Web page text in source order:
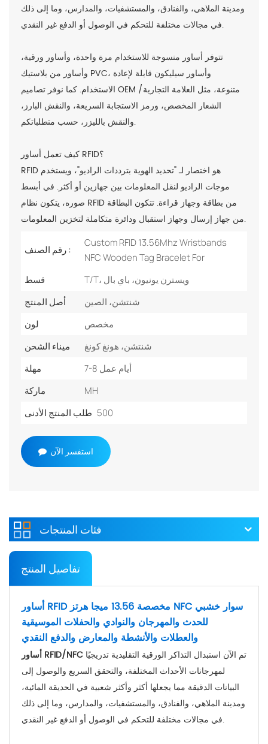
ومدينة الملاهي، والفنادق، والمستشفيات، والمدارس، وما إلى ذلك
في مجالات مختلفة للتحكم في الوصول أو الدفع غير النقدي.
تتوفر أساور منسوجة للاستخدام مرة واحدة، وأساور ورقية،
وأساور من بلاستيك PVC، وأساور سيليكون قابلة لإعادة
الاستخدام. كما نوفر تصاميم OEM متنوعة، مثل العلامة التجارية/
الشعار المخصص، ورمز الاستجابة السريعة، والنقش البارز،
والنقش بالليزر، حسب متطلباتكم.
كيف تعمل أساور RFID؟
RFID هو اختصار لـ "تحديد الهوية بترددات الراديو"، ويستخدم
موجات الراديو لنقل المعلومات بين جهازين أو أكثر. في أبسط
صوره، يتكون نظام RFID من بطاقة وجهاز قراءة. تتكون البطاقة
من جهاز إرسال وجهاز استقبال ودائرة متكاملة لتخزين المعلومات.
رقم الصنف :
Custom RFID 13.56Mhz Wristbands
NFC Wooden Tag Bracelet For
قسط
T/T، ويسترن يونيون، باي بال
أصل المنتج
شنتشن، الصين
لون
مخصص
ميناء الشحن
شنتشن، هونغ كونغ
مهلة
7-8 أيام عمل
ماركة
MH
طلب المنتج الأدنى 500
استفسر الآن
فئات المنتجات
تفاصيل المنتج
أساور RFID مخصصة 13.56 ميجا هرتز NFC سوار خشبي
للحدث والمهرجان والنوادي والحفلات الموسيقية
والعطلات والأنشطة والمعارض والدفع النقدي
أساور RFID/NFC
لمهرجانات الأحداث المختلفة، والتحقق السريع والوصول إلى
البيانات الدقيقة مما يجعلها أكثر وأكثر شعبية في الحديقة المائية،
ومدينة الملاهي، والفنادق، والمستشفيات، والمدارس، وما إلى ذلك
في مجالات مختلفة للتحكم في الوصول أو الدفع غير النقدي.